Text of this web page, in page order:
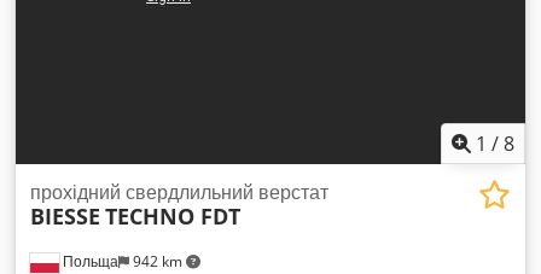
1 /8
Польща 942 km
прохідний свердлильний верстат
BIESSE TECHNO FDT